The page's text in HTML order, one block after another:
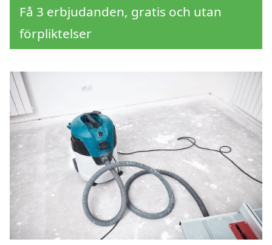
Få 3 erbjudanden, gratis och utan
förpliktelser